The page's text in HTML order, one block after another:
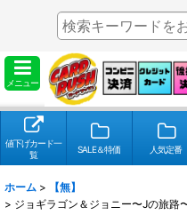
メニュー
値下げカード一
覧
SALE＆特価 人気定番
ホーム >
【無】
> ジョギラゴン＆ジョニー〜Jの旅路